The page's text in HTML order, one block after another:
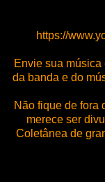
https://
Envie sua
da banda e do
Não fique de fora
merece ser
Coletânea de